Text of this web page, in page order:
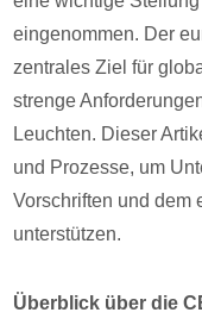
eingenommen. Der
zentrales Ziel für
strenge
Leuchten. Dieser
und Prozesse, um
Vorschriften und dem
unterstützen.
Überblick über die